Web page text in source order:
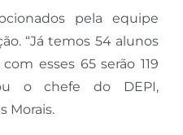
pela equipe
“Já temos 54 alunos
esses 65 serão 119
o chefe do DEPI,
Morais.